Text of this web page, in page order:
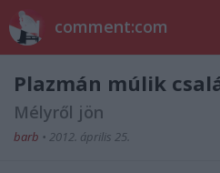
comment:com
Plazmán múlik
Mélyről jön
barb • 2012. április 25.